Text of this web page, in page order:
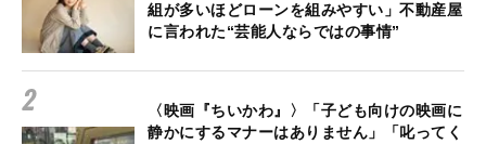
組が多いほどローンを組みやすい」不動産屋
に言われた“芸能人ならではの事情”
〈映画『ちいかわ』〉「子ども向けの映画に
静かにするマナーはありません」「叱ってく